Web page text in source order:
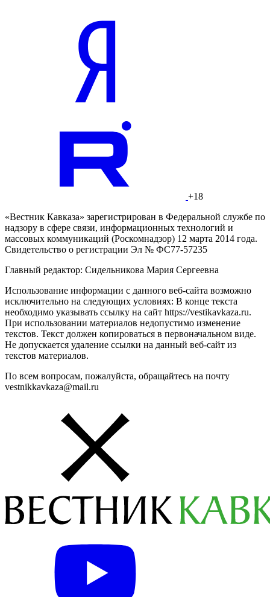
+18
«Вестник Кавказа» зарегистрирован в Федеральной службе по
надзору в сфере связи, информационных технологий и
массовых коммуникаций (Роскомнадзор) 12 марта 2014 года.
Свидетельство о регистрации Эл № ФС77-57235
Главный редактор: Сидельникова Мария Сергеевна
Использование информации с данного веб-сайта возможно
исключительно на следующих условиях: В конце текста
необходимо указывать ссылку на сайт https://vestikavkaza.ru.
При использовании материалов недопустимо изменение
текстов. Текст должен копироваться в первоначальном виде.
Не допускается удаление ссылки на данный веб-сайт из
текстов материалов.
По всем вопросам, пожалуйста, обращайтесь на почту
vestnikkavkaza@mail.ru